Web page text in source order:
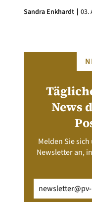
Sandra Enkhardt 03.
News
Melden Sie
Newsletter an,
(erforderlich)